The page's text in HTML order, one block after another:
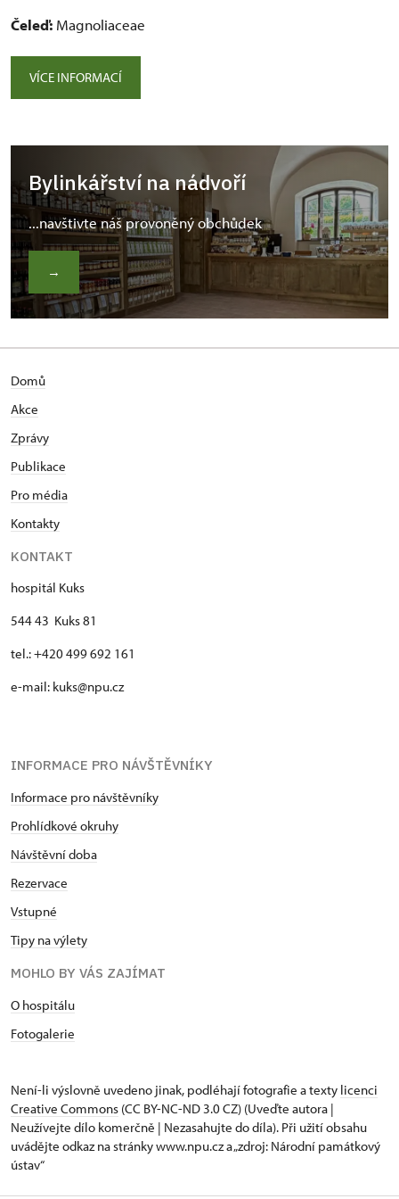
Čeleď: Magnoliaceae
VÍCE INFORMACÍ
Bylinkářství na nádvoří
...navštivte náš provoněný obchůdek
→
Domů
Akce
Zprávy
Publikace
Pro média
Kontakty
KONTAKT
hospitál Kuks
544 43 Kuks 81
tel.: +420 499 692 161
e-mail: kuks@npu.cz
INFORMACE PRO NÁVŠTĚVNÍKY
Informace pro návštěvníky
Prohlídkové okruhy
Návštěvní doba
Rezervace
Vstupné
Tipy na výlety
MOHLO BY VÁS ZAJÍMAT
O hospitálu
Fotogalerie
Není-li výslovně uvedeno jinak, podléhají fotografie a texty licenci
Creative Commons (CC BY-NC-ND 3.0 CZ) (Uveďte autora |
Neužívejte dílo komerčně | Nezasahujte do díla). Při užití obsahu
uvádějte odkaz na stránky www.npu.cz a „zdroj: Národní památkový
ústav“